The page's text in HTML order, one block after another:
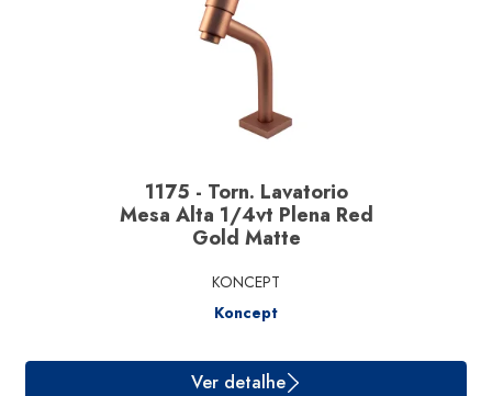
Ver detalhe
1175 - Torn. Lavatorio
Mesa Alta 1/4vt Plena Red
Gold Matte
KONCEPT
Koncept